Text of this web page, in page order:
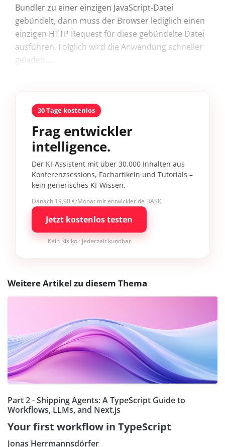
Bundler zu einer einzigen JavaScript-Datei
gebündelt, dann muss der Browser lediglich einen
einzigen HTTP Request für diese gebündelte Datei
ausführen. Folglich wird die Anwendung schneller
geladen....
30 Tage kostenlos
Frag entwickler
intelligence.
Der KI-Assistent mit über 30.000 Inhalten aus
Konferenzsessions, Fachartikeln und Tutorials –
kein generisches KI-Wissen.
Danach 19,90 €/Monat mit entwickler.de BASIC
Jetzt kostenlos testen
Kein Risiko · jederzeit kündbar
Weitere Artikel zu diesem Thema
Part 2 - Shipping Agents: A TypeScript Guide to
Workflows, LLMs, and Next.js
Your first workflow in TypeScript
Jonas Herrmannsdörfer